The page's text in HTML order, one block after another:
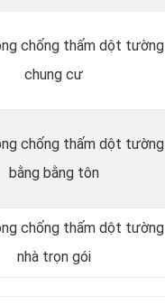
chống thấm dột tường
chung cư
chống thấm dột tường
bằng bằng tôn
chống thấm dột tường
nhà trọn gói